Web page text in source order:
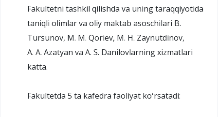
Fakultetni tashkil qilishda va uning taraqqiyotida
taniqli olimlar va oliy maktab asoschilari B.
Tursunov, M. M. Qoriev, M. H. Zaynutdinov,
A. A. Azatyan va A. S. Danilovlarning xizmatlari
katta.
Fakultetda 5 ta kafedra faoliyat koʻrsatadi: